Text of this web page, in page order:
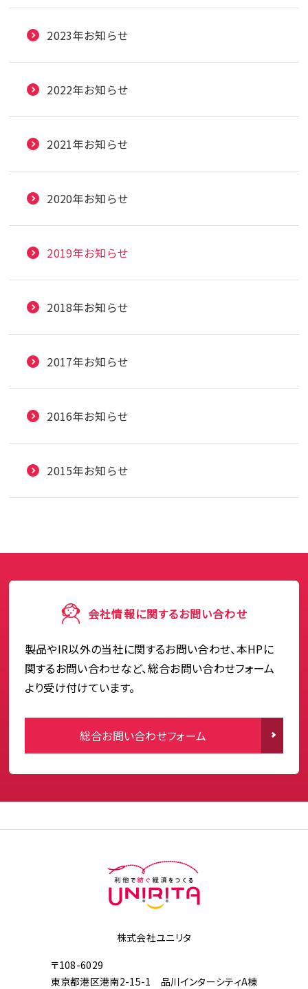
2023年お知らせ
2022年お知らせ
2021年お知らせ
2020年お知らせ
2019年お知らせ
2018年お知らせ
2017年お知らせ
2016年お知らせ
2015年お知らせ
会社情報に関するお問い合わせ
製品やIR以外の当社に関するお問い合わせ、本HPに
関するお問い合わせなど、総合お問い合わせフォーム
より受け付けています。
総合お問い合わせフォーム
株式会社ユニリタ
〒108-6029
東京都港区港南2-15-1 品川インターシティA棟